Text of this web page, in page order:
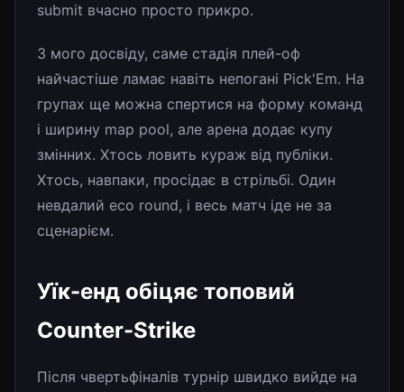
submit вчасно просто прикро.
З мого досвіду, саме стадія плей-оф
найчастіше ламає навіть непогані Pick'Em. На
групах ще можна спертися на форму команд
і ширину map pool, але арена додає купу
змінних. Хтось ловить кураж від публіки.
Хтось, навпаки, просідає в стрільбі. Один
невдалий eco round, і весь матч іде не за
сценарієм.
Уїк-енд обіцяє топовий
Counter-Strike
Після чвертьфіналів турнір швидко вийде на